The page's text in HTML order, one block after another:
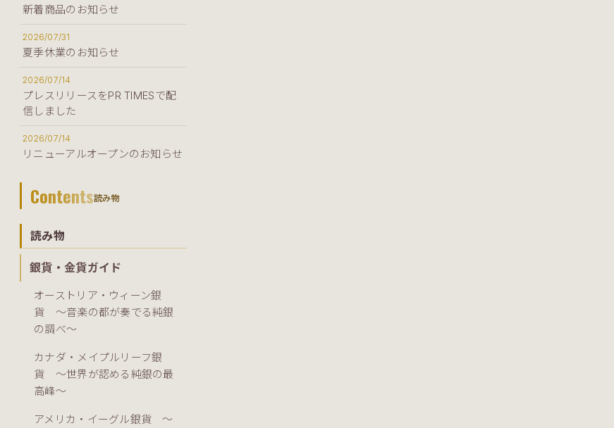
新着商品のお知らせ
2026/07/31
夏季休業のお知らせ
2026/07/14
プレスリリースをPR TIMESで配
信しました
2026/07/14
リニューアルオープンのお知らせ
Contents読み物
読み物
銀貨・金貨ガイド
オーストリア・ウィーン銀
貨 ～音楽の都が奏でる純銀
の調べ～
カナダ・メイプルリーフ銀
貨 ～世界が認める純銀の最
高峰～
アメリカ・イーグル銀貨 ～